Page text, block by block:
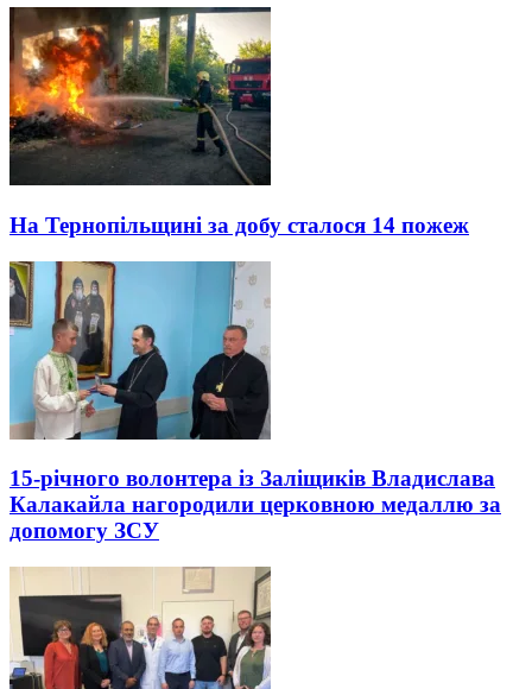
На Тернопільщині за добу сталося 14 пожеж
15-річного волонтера із Заліщиків Владислава
Калакайла нагородили церковною медаллю за
допомогу ЗСУ